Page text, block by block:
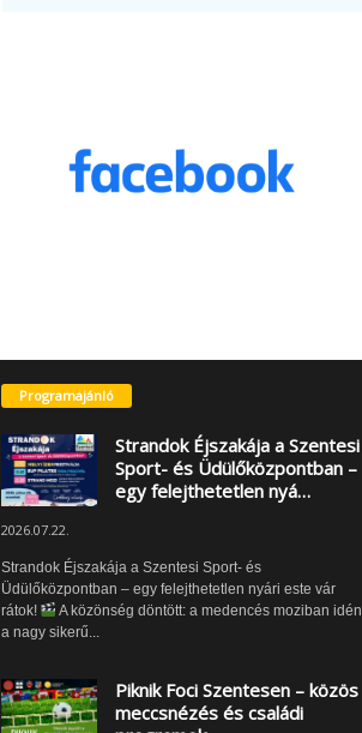
Programajánló
Strandok Éjszakája a Szentesi
Sport- és Üdülőközpontban –
egy felejthetetlen nyá…
2026.07.22.
Strandok Éjszakája a Szentesi Sport- és
Üdülőközpontban – egy felejthetetlen nyári este vár
rátok!
A közönség döntött: a medencés moziban idén
a nagy sikerű...
Piknik Foci Szentesen – közös
meccsnézés és családi